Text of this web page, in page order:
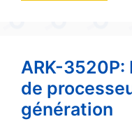
ARK-3520P:
de
génération